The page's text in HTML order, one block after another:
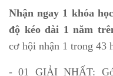
Nhận ngay 1 khóa
độ kéo dài 1 năm
cơ hội nhận 1 trong 43
- 01 GIẢI NHẤT: